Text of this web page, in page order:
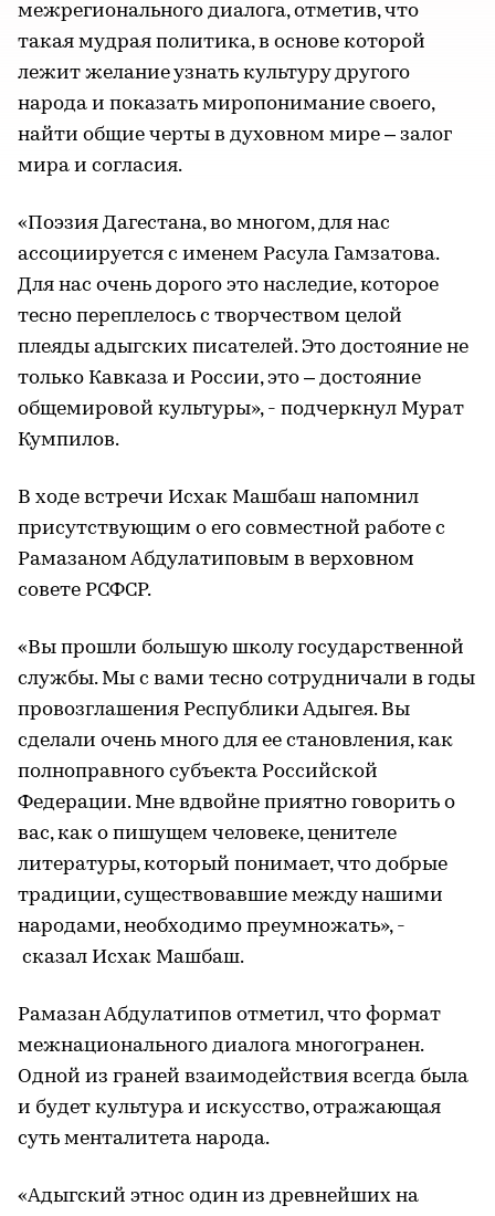
межрегионального диалога, отметив, что
такая мудрая политика, в основе которой
лежит желание узнать культуру другого
народа и показать миропонимание своего,
найти общие черты в духовном мире – залог
мира и согласия.
«Поэзия Дагестана, во многом, для нас
ассоциируется с именем Расула Гамзатова.
Для нас очень дорого это наследие, которое
тесно переплелось с творчеством целой
плеяды адыгских писателей. Это достояние не
только Кавказа и России, это – достояние
общемировой культуры», - подчеркнул Мурат
Кумпилов.
В ходе встречи Исхак Машбаш напомнил
присутствующим о его совместной работе с
Рамазаном Абдулатиповым в верховном
совете РСФСР.
«Вы прошли большую школу государственной
службы. Мы с вами тесно сотрудничали в годы
провозглашения Республики Адыгея. Вы
сделали очень много для ее становления, как
полноправного субъекта Российской
Федерации. Мне вдвойне приятно говорить о
вас, как о пишущем человеке, ценителе
литературы, который понимает, что добрые
традиции, существовавшие между нашими
народами, необходимо преумножать», -
сказал Исхак Машбаш.
Рамазан Абдулатипов отметил, что формат
межнационального диалога многогранен.
Одной из граней взаимодействия всегда была
и будет культура и искусство, отражающая
суть менталитета народа.
«Адыгский этнос один из древнейших на